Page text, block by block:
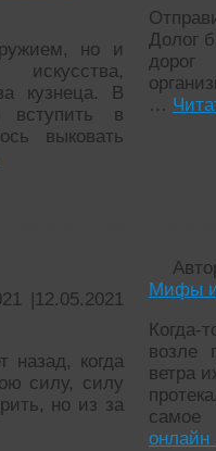
но и
кузнеца. В
в
выковать
Долог
…
|12.05.2021
когда
силу, силу
но из за
Мифы и
возле
ветра
онлайн